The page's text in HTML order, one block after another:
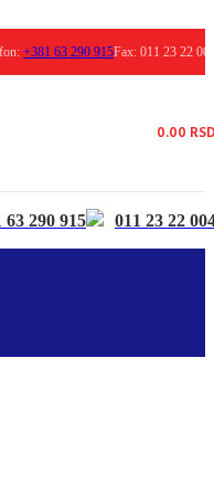
+381 63 290 915Fax: 011 23 22
0.00
63 290 915 011 23 22